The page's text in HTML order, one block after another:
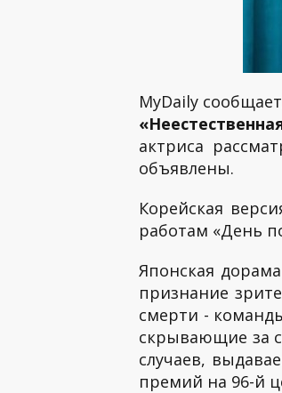
MyDaily
актриса
объявлены.
Корейская
работам «День
Японская дорама
признание
смерти -
скрывающие за
случаев,
премий на 96-й